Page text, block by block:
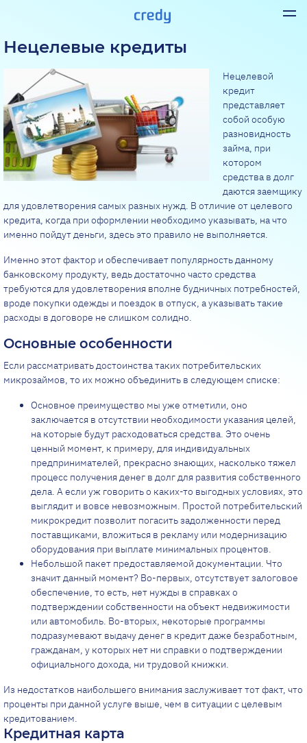
Нецелевые кредиты
Нецелевой
кредит
представляет
собой особую
разновидность
займа, при
котором
средства в долг
даются заемщику
для удовлетворения самых разных нужд. В отличие от целевого
кредита, когда при оформлении необходимо указывать, на что
именно пойдут деньги, здесь это правило не выполняется.
Именно этот фактор и обеспечивает популярность данному
банковскому продукту, ведь достаточно часто средства
требуются для удовлетворения вполне будничных потребностей,
вроде покупки одежды и поездок в отпуск, а указывать такие
расходы в договоре не слишком солидно.
Основные особенности
Если рассматривать достоинства таких потребительских
микрозаймов, то их можно объединить в следующем списке:
Основное преимущество мы уже отметили, оно
заключается в отсутствии необходимости указания целей,
на которые будут расходоваться средства. Это очень
ценный момент, к примеру, для индивидуальных
предпринимателей, прекрасно знающих, насколько тяжел
процесс получения денег в долг для развития собственного
дела. А если уж говорить о каких-то выгодных условиях, это
выглядит и вовсе невозможным. Простой потребительский
микрокредит позволит погасить задолженности перед
поставщиками, вложиться в рекламу или модернизацию
оборудования при выплате минимальных процентов.
Небольшой пакет предоставляемой документации. Что
значит данный момент? Во-первых, отсутствует залоговое
обеспечение, то есть, нет нужды в справках о
подтверждении собственности на объект недвижимости
или автомобиль. Во-вторых, некоторые программы
подразумевают выдачу денег в кредит даже безработным,
гражданам, у которых нет ни справки о подтверждении
официального дохода, ни трудовой книжки.
Из недостатков наибольшего внимания заслуживает тот факт, что
проценты при данной услуге выше, чем в ситуации с целевым
кредитованием.
Кредитная карта